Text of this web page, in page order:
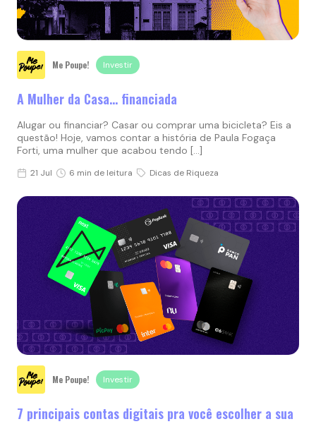
Me Poupe! Investir
A Mulher da Casa… financiada
Alugar ou financiar? Casar ou comprar uma bicicleta? Eis a
questão! Hoje, vamos contar a história de Paula Fogaça
Forti, uma mulher que acabou tendo […]
21 Jul 6 min de leitura Dicas de Riqueza
Me Poupe! Investir
7 principais contas digitais pra você escolher a sua